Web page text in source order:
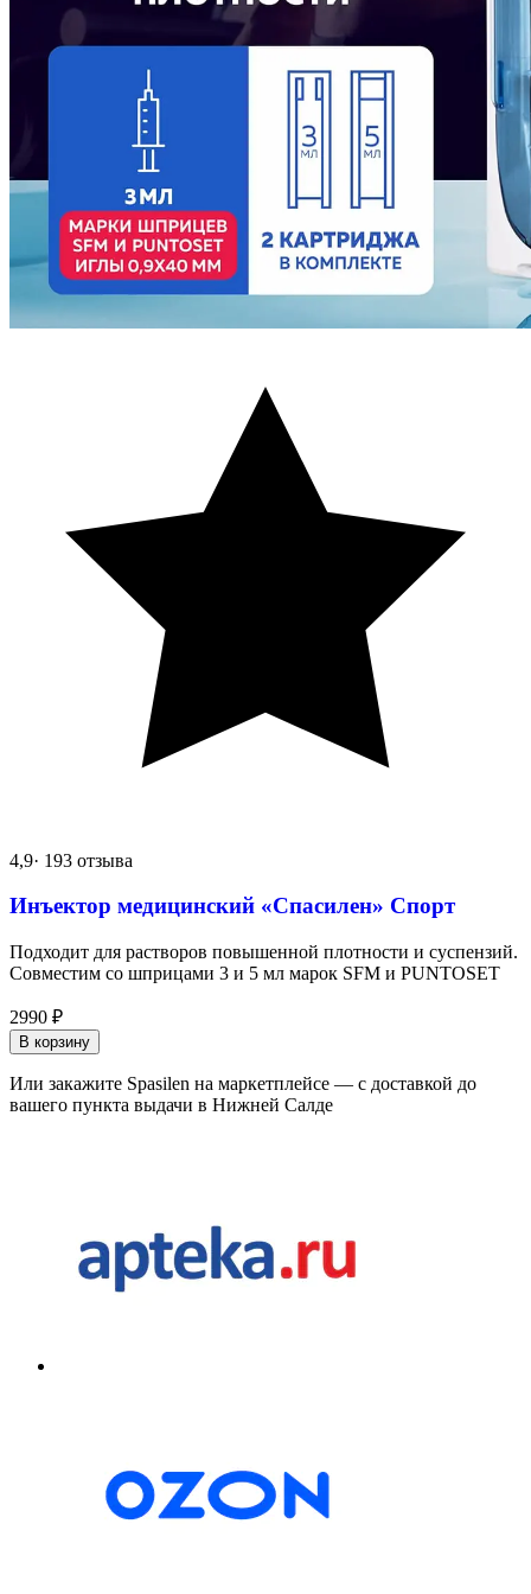
4,9· 193 отзыва
Инъектор медицинский «Спасилен» Спорт
Подходит для растворов повышенной плотности и суспензий.
Совместим со шприцами 3 и 5 мл марок SFM и PUNTOSET
2990 ₽
В корзину
Или закажите Spasilen на маркетплейсе — с доставкой до
вашего пункта выдачи в Нижней Салде